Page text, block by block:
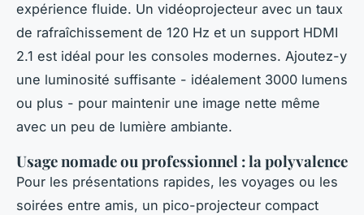
expérience fluide. Un vidéoprojecteur avec un taux
de rafraîchissement de 120 Hz et un support HDMI
2.1 est idéal pour les consoles modernes. Ajoutez-y
une luminosité suffisante - idéalement 3000 lumens
ou plus - pour maintenir une image nette même
avec un peu de lumière ambiante.
Usage nomade ou professionnel : la polyvalence
Pour les présentations rapides, les voyages ou les
soirées entre amis, un pico-projecteur compact